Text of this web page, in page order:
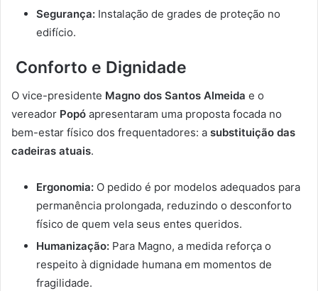
Segurança: Instalação de grades de proteção no
edifício.
Conforto e Dignidade
O vice-presidente Magno dos Santos Almeida e o
vereador Popó apresentaram uma proposta focada no
bem-estar físico dos frequentadores: a substituição das
cadeiras atuais.
Ergonomia: O pedido é por modelos adequados para
permanência prolongada, reduzindo o desconforto
físico de quem vela seus entes queridos.
Humanização: Para Magno, a medida reforça o
respeito à dignidade humana em momentos de
fragilidade.